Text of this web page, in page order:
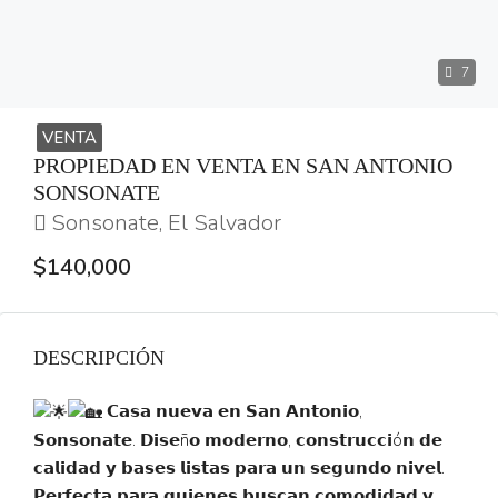
7
VENTA
PROPIEDAD EN VENTA EN SAN ANTONIO
SONSONATE
Sonsonate, El Salvador
$140,000
DESCRIPCIÓN
𝗖𝗮𝘀𝗮 𝗻𝘂𝗲𝘃𝗮 𝗲𝗻 𝗦𝗮𝗻 𝗔𝗻𝘁𝗼𝗻𝗶𝗼,
𝗦𝗼𝗻𝘀𝗼𝗻𝗮𝘁𝗲. 𝗗𝗶𝘀𝗲ñ𝗼 𝗺𝗼𝗱𝗲𝗿𝗻𝗼, 𝗰𝗼𝗻𝘀𝘁𝗿𝘂𝗰𝗰𝗶ó𝗻 𝗱𝗲
𝗰𝗮𝗹𝗶𝗱𝗮𝗱 𝘆 𝗯𝗮𝘀𝗲𝘀 𝗹𝗶𝘀𝘁𝗮𝘀 𝗽𝗮𝗿𝗮 𝘂𝗻 𝘀𝗲𝗴𝘂𝗻𝗱𝗼 𝗻𝗶𝘃𝗲𝗹.